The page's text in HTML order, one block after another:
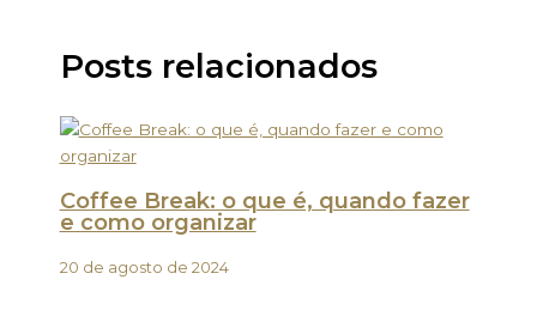
Posts relacionados
Coffee Break: o que é, quando fazer
e como organizar
20 de agosto de 2024